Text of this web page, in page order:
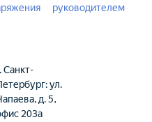
руководителем
Санкт-
ул.
д. 5,
203а